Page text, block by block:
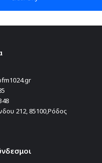
212, 85100,Ρόδος